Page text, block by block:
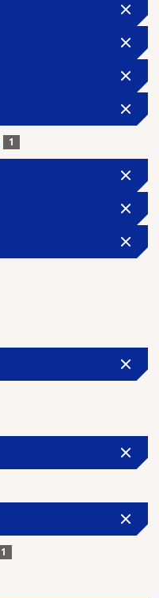
1
1